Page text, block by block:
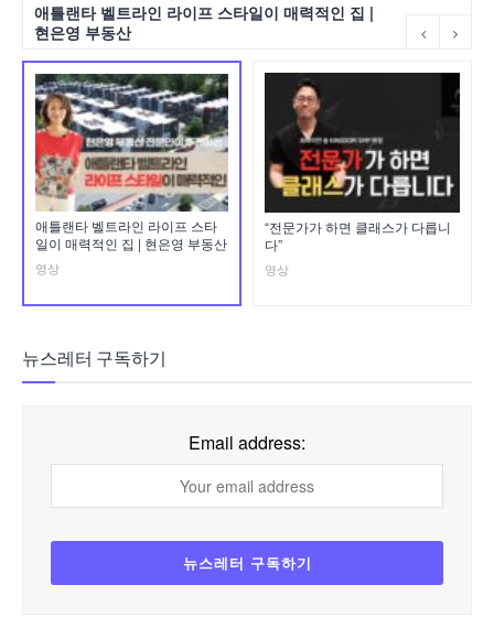
애틀랜타 벨트라인 라이프 스타일이 매력적인 집 |
현은영 부동산
애틀랜타 벨트라인 라이프 스타
일이 매력적인 집 | 현은영 부동산
영상
“전문가가 하면 클래스가 다릅니
다”
영상
뉴스레터 구독하기
Email address: